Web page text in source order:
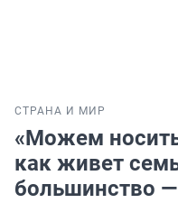
СТРАНА И МИР
«Можем
как живет
большинство